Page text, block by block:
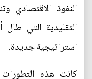
النفوذ الاقتصادي
التقليدية التي
استراتيجية جديدة.
كانت هذه